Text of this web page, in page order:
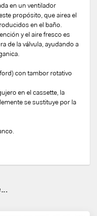
en un ventilador
propósito, que airea el
en el baño.
y el aire fresco es
de la válvula, ayudando a
con tambor rotativo
en el cassette, la
se sustituye por la